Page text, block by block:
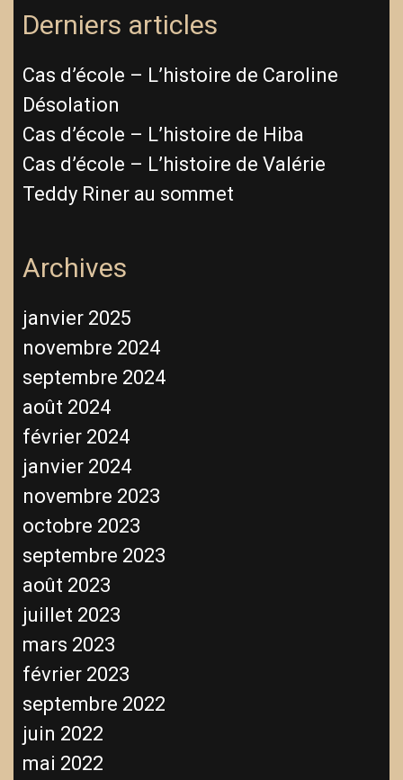
Derniers articles
Cas d’école – L’histoire de Caroline
Désolation
Cas d’école – L’histoire de Hiba
Cas d’école – L’histoire de Valérie
Teddy Riner au sommet
Archives
janvier 2025
novembre 2024
septembre 2024
août 2024
février 2024
janvier 2024
novembre 2023
octobre 2023
septembre 2023
août 2023
juillet 2023
mars 2023
février 2023
septembre 2022
juin 2022
mai 2022